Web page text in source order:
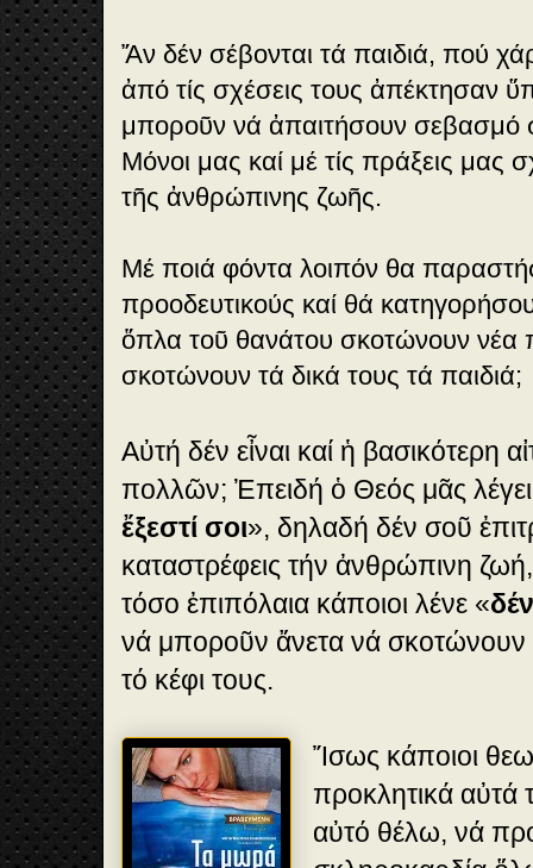
Ἄν δέν σέβονται τά παιδιά, πού
ἀπό τίς σχέσεις τους ἀπέκτησαν
μποροῦν νά ἀπαιτήσουν σεβασμό
Μόνοι μας καί μέ τίς πράξεις μας
τῆς ἀνθρώπινης ζωῆς.
Μέ ποιά φόντα λοιπόν θα
προοδευτικούς καί θά
ὅπλα τοῦ θανάτου σκοτώνουν νέα
σκοτώνουν τά δικά τους τά παιδιά;
Αὐτή δέν εἶναι καί ἡ βασικότερη
πολλῶν; Ἐπειδή ὁ Θεός μᾶς λέγει
ἔξεστί σοι», δηλαδή δέν σοῦ
καταστρέφεις τήν ἀνθρώπινη
τόσο ἐπιπόλαια κάποιοι λένε «
νά μποροῦν ἄνετα νά
τό κέφι τους.
Ἴσως κάποιοι
προκλητικά αὐτά
αὐτό θέλω, νά